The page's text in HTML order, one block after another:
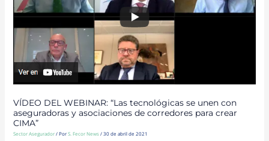
VÍDEO DEL WEBINAR: “Las tecnológicas se unen con
aseguradoras y asociaciones de corredores para crear
CIMA”
Sector Asegurador/ PorS. Fecor News/30 de abril de 2021
ASEGURADORAS
Y
ASOCIACIONES
DE
CORREDORES
PARA
CREAR
CIMA”